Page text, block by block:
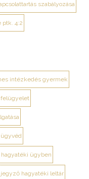
szabályozása
ptk. 4:2
intézkedés gyermek
ügyben
jegyző hagyatéki leltár